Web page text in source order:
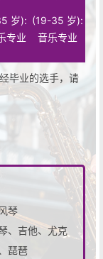
岁):
专业
(19-35 岁):
音乐专业
毕业的选手，请
琴
、吉他、尤克
琵琶